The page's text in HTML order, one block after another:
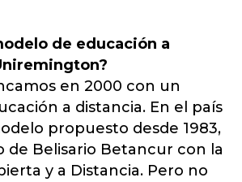
de educación a
en 2000 con un
a distancia. En el país
propuesto desde 1983,
de Belisario Betancur con la
y a Distancia. Pero no